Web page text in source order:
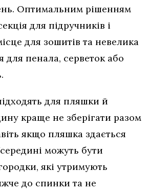
Оптимальним рішенням
для підручників і
для зошитів та невелика
для пенала, серветок або
для пляшки й
краще не зберігати разом
якщо пляшка здається
можуть бути
які утримують
до спинки та не